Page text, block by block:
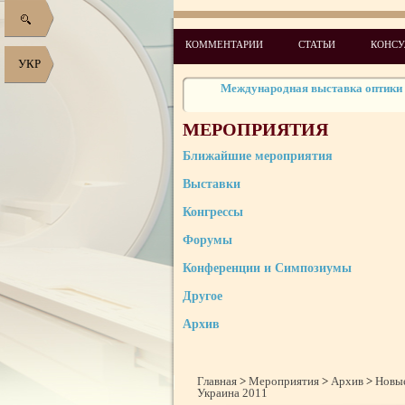
УКР
КОММЕНТАРИИ СТАТЬИ
II Международная конференция
5-ый Всемирный
Новые медицинские и
Международная выставка
Второй Международный Форум здоровья
Національний Університет
ІІІ Международный Форум здоровья,
Четвертый Всемирный
МЕРОПРИЯТИЯ
Ближайшие мероприятия
Выставки
Конгрессы
Форумы
Конференции и Симпозиумы
Другое
Архив
Главная > Мероприятия > Архив >
Украина 2011